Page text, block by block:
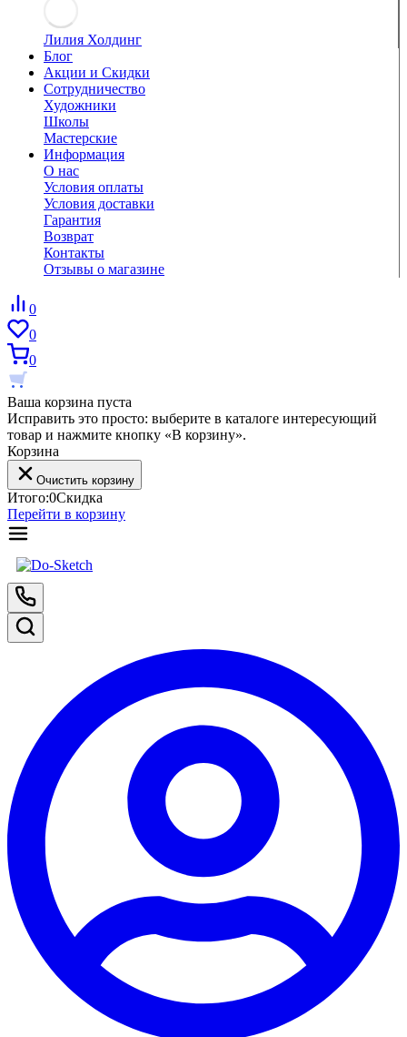
Лилия Холдинг
Блог
Акции и Скидки
Сотрудничество
Художники
Школы
Мастерские
Информация
О нас
Условия оплаты
Условия доставки
Гарантия
Возврат
Контакты
Отзывы о магазине
0
0
0
Ваша корзина пуста
Исправить это просто: выберите в каталоге интересующий
товар и нажмите кнопку «В корзину».
Корзина
Очистить корзину
Итого:0Скидка
Перейти в корзину